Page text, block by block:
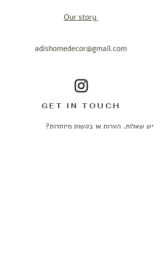
Our story
adishomedecor@gmail.com
GET IN TOUCH
יש שאלות, הערות או בקשות מיוחדות?